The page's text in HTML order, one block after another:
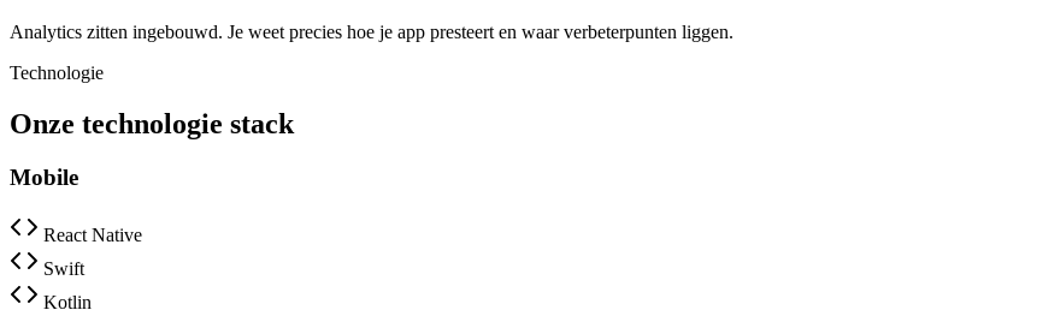
Analytics zitten ingebouwd. Je weet precies hoe je app presteert en waar verbeterpunten liggen.
Technologie
Onze technologie stack
Mobile
React Native
Swift
Kotlin